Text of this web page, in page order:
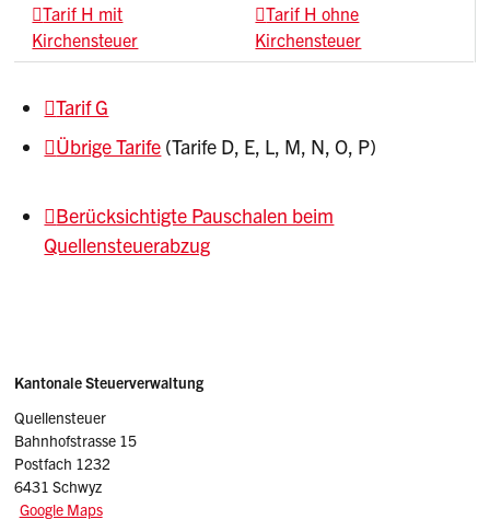
Tarif H mit
Kirchensteuer
Tarif H ohne
Kirchensteuer
Tarif G
Übrige Tarife (Tarife D, E, L, M, N, O, P)
Berücksichtigte Pauschalen beim
Quellensteuerabzug
Sidebar
Adresse
Kantonale Steuerverwaltung
Quellensteuer
Bahnhofstrasse 15
Postfach 1232
6431 Schwyz
Google Maps